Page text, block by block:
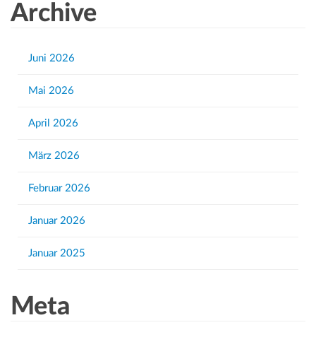
rArchive
Juni 2026
Mai 2026
April 2026
März 2026
Februar 2026
Januar 2026
Januar 2025
Meta